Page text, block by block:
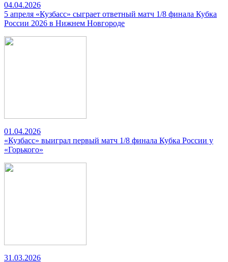
04.04.2026
5 апреля «Кузбасс» сыграет ответный матч 1/8 финала Кубка
России 2026 в Нижнем Новгороде
01.04.2026
«Кузбасс» выиграл первый матч 1/8 финала Кубка России у
«Горького»
31.03.2026